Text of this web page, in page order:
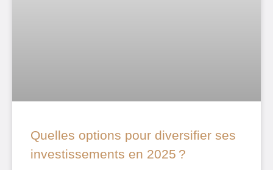
Quelles options pour diversifier ses
investissements en 2025 ?